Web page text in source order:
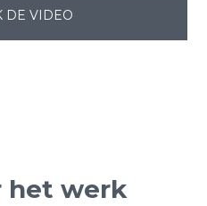
DE VIDEO
het werk